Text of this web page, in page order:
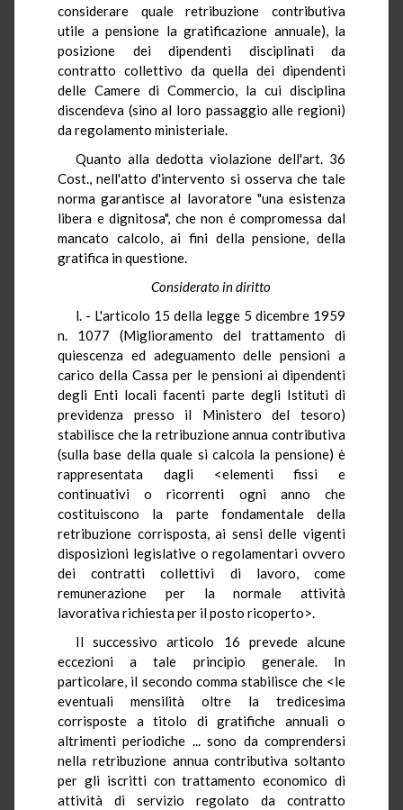
considerare quale retribuzione contributiva
utile a pensione la gratificazione annuale), la
posizione dei dipendenti disciplinati da
contratto collettivo da quella dei dipendenti
delle Camere di Commercio, la cui disciplina
discendeva (sino al loro passaggio alle regioni)
da regolamento ministeriale.
Quanto alla dedotta violazione dell'art. 36
Cost., nell'atto d'intervento si osserva che tale
norma garantisce al lavoratore "una esistenza
libera e dignitosa", che non é compromessa dal
mancato calcolo, ai fini della pensione, della
gratifica in questione.
Considerato in diritto
l. - L'articolo 15 della legge 5 dicembre 1959
n. 1077 (Miglioramento del trattamento di
quiescenza ed adeguamento delle pensioni a
carico della Cassa per le pensioni ai dipendenti
degli Enti locali facenti parte degli Istituti di
previdenza presso il Ministero del tesoro)
stabilisce che la retribuzione annua contributiva
(sulla base della quale si calcola la pensione) è
rappresentata dagli <elementi fissi e
continuativi o ricorrenti ogni anno che
costituiscono la parte fondamentale della
retribuzione corrisposta, ai sensi delle vigenti
disposizioni legislative o regolamentari ovvero
dei contratti collettivi di lavoro, come
remunerazione per la normale attività
lavorativa richiesta per il posto ricoperto>.
Il successivo articolo 16 prevede alcune
eccezioni a tale principio generale. In
particolare, il secondo comma stabilisce che <le
eventuali mensilità oltre la tredicesima
corrisposte a titolo di gratifiche annuali o
altrimenti periodiche ... sono da comprendersi
nella retribuzione annua contributiva soltanto
per gli iscritti con trattamento economico di
attività di servizio regolato da contratto